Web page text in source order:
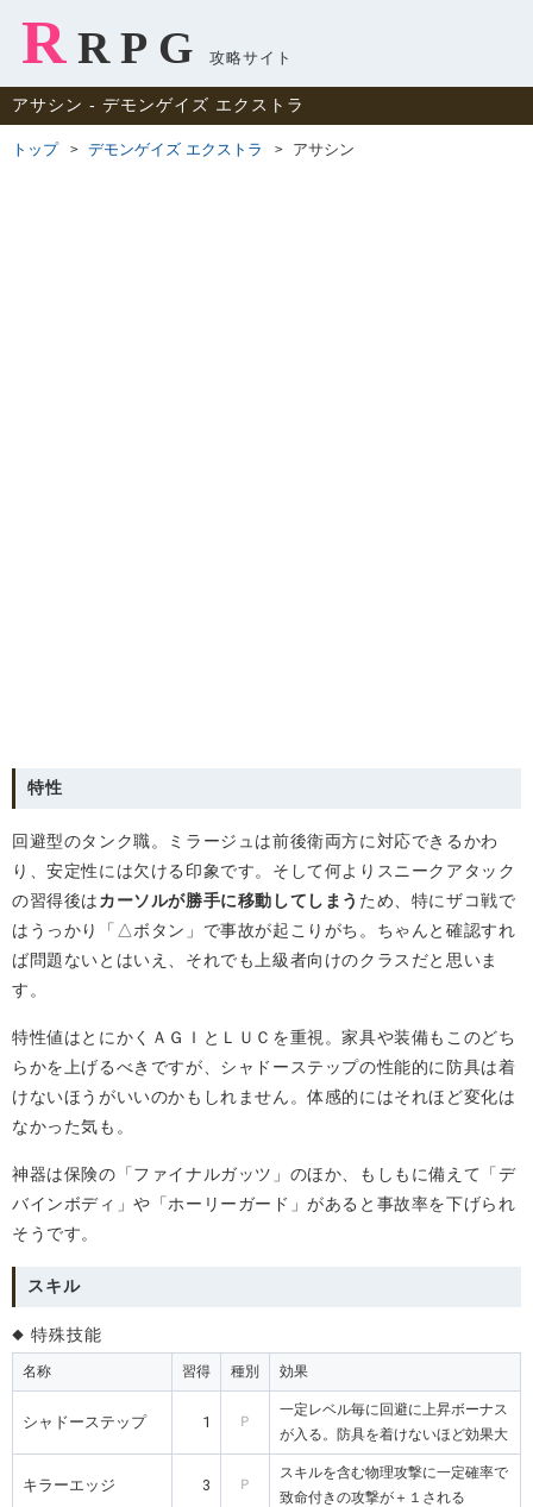
R RPG 攻略サイト
アサシン ‐ デモンゲイズ エクストラ
トップ デモンゲイズ エクストラ アサシン
特性
回避型のタンク職。ミラージュは前後衛両方に対応できるかわ
り、安定性には欠ける印象です。そして何よりスニークアタック
の習得後はカーソルが勝手に移動してしまう ため、特にザコ戦で
はうっかり「△ボタン」で事故が起こりがち。ちゃんと確認すれ
ば問題ないとはいえ、それでも上級者向けのクラスだと思いま
す。
特性値はとにかくＡＧＩとＬＵＣを重視。家具や装備もこのどち
らかを上げるべきですが、シャドーステップの性能的に防具は着
けないほうがいいのかもしれません。体感的にはそれほど変化は
なかった気も。
神器は保険の「ファイナルガッツ」のほか、もしもに備えて「デ
バインボディ」や「ホーリーガード」があると事故率を下げられ
そうです。
スキル
特殊技能
名称 習得 種別 効果
シャドーステップ 1 Ｐ
一定レベル毎に回避に上昇ボーナス
が入る。防具を着けないほど効果大
キラーエッジ 3 Ｐ
スキルを含む物理攻撃に一定確率で
致命付きの攻撃が＋１される